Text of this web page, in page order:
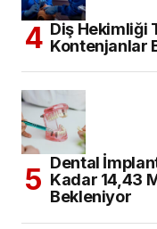
Diş Hekimliği
Kontenjanlar
Dental
Kadar 14,43
Bekleniyor